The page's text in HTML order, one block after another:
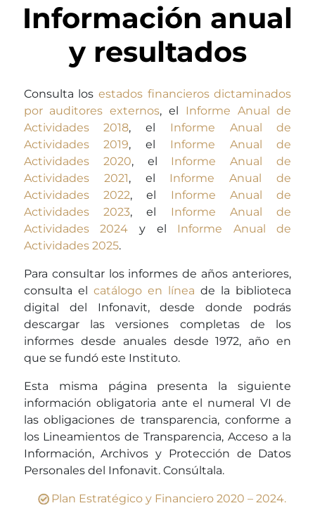
Información anual
y resultados
Consulta los estados financieros dictaminados
por auditores externos, el Informe Anual de
Actividades 2018, el Informe Anual de
Actividades 2019, el Informe Anual de
Actividades 2020, el Informe Anual de
Actividades 2021, el Informe Anual de
Actividades 2022, el Informe Anual de
Actividades 2023, el Informe Anual de
Actividades 2024 y el Informe Anual de
Actividades 2025.
Para consultar los informes de años anteriores,
consulta el catálogo en línea de la biblioteca
digital del Infonavit, desde donde podrás
descargar las versiones completas de los
informes desde anuales desde 1972, año en
que se fundó este Instituto.
Esta misma página presenta la siguiente
información obligatoria ante el numeral VI de
las obligaciones de transparencia, conforme a
los Lineamientos de Transparencia, Acceso a la
Información, Archivos y Protección de Datos
Personales del Infonavit. Consúltala.
Plan Estratégico y Financiero 2020 – 2024.